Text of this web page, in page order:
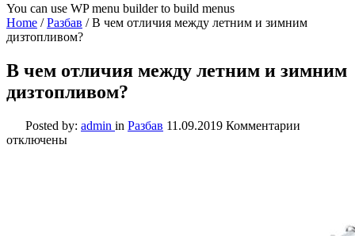
You can use WP menu builder to build menus
Home /Разбав /В чем отличия между летним и зимним
дизтопливом?
В чем отличия между летним и зимним
дизтопливом?
Posted by: admin in Разбав 11.09.2019 Комментарии
отключены